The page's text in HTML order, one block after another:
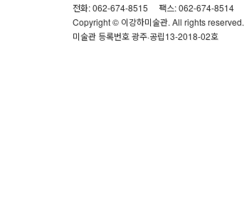
전화: 062-674-8515
팩스: 062-674-8514
Copyright © 이강하미술관. All rights reserved.
미술관 등록번호 광주·공립13-2018-02호